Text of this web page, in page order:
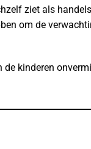
ziet als
om de
kinderen